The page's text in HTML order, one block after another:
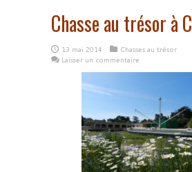
Chasse au trésor à
13 mai 2014
Chasses au trésor
Laisser un commentaire